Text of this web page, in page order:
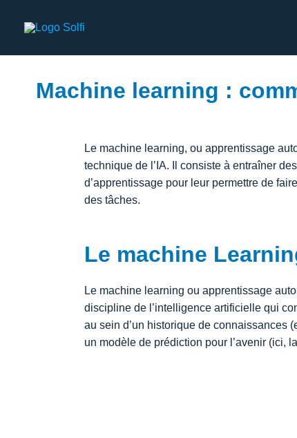
Machine learning :
Le machine learning, ou apprentissage
technique de l’IA. Il consiste à entraîner
d’apprentissage pour leur permettre de
des tâches.
Le machine
Le machine learning ou apprentissage
discipline de l’intelligence artificielle qui
au sein d’un historique de connaissances
un modèle de prédiction pour l’avenir (ici,